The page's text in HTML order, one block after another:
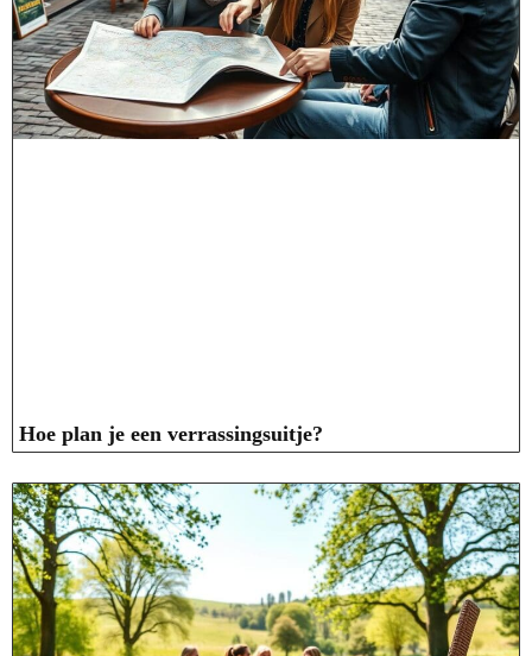
Hoe plan je een verrassingsuitje?